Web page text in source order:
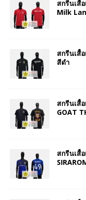
สกรีนเสื้
Milk
สกรีนเสื้
สีดำ
สกรีนเสื้
GOAT
สกรีนเสื้